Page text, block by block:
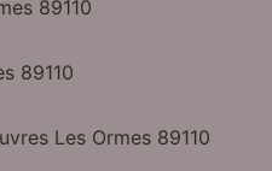
89110
89110
Les Ormes 89110